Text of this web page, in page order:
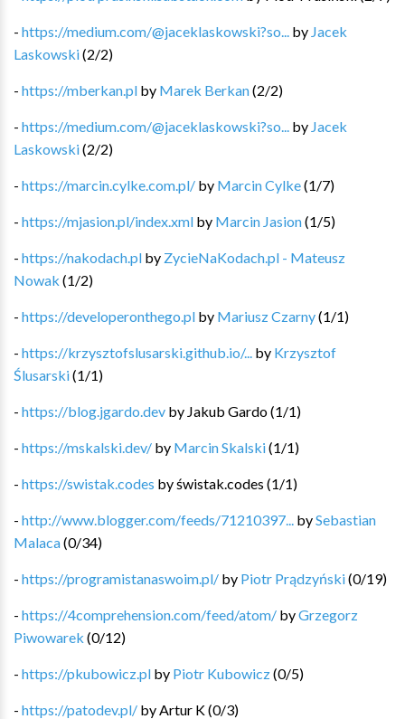
- https://medium.com/@jaceklaskowski?so... by Jacek
Laskowski(2/2)
- https://mberkan.pl by Marek Berkan(2/2)
- https://medium.com/@jaceklaskowski?so... by Jacek
Laskowski(2/2)
- https://marcin.cylke.com.pl/ by Marcin Cylke(1/7)
- https://mjasion.pl/index.xml by Marcin Jasion(1/5)
- https://nakodach.pl by ZycieNaKodach.pl - Mateusz
Nowak (1/2)
- https://developeronthego.pl by Mariusz Czarny(1/1)
- https://krzysztofslusarski.github.io/... by Krzysztof
Ślusarski(1/1)
- https://blog.jgardo.dev by Jakub Gardo(1/1)
- https://mskalski.dev/ by Marcin Skalski(1/1)
- https://swistak.codes byświstak.codes (1/1)
- http://www.blogger.com/feeds/71210397... bySebastian
Malaca(0/34)
- https://programistanaswoim.pl/ by Piotr Prądzyński(0/19)
- https://4comprehension.com/feed/atom/ byGrzegorz
Piwowarek (0/12)
- https://pkubowicz.pl by Piotr Kubowicz(0/5)
- https://patodev.pl/ by Artur K(0/3)